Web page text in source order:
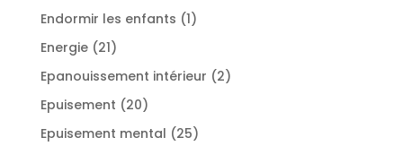
produits
Endormir les enfants 11
Energie 2121
produits
Epanouissement intérieur 22
Epuisement 2020
produits
Epuisement mental 2525